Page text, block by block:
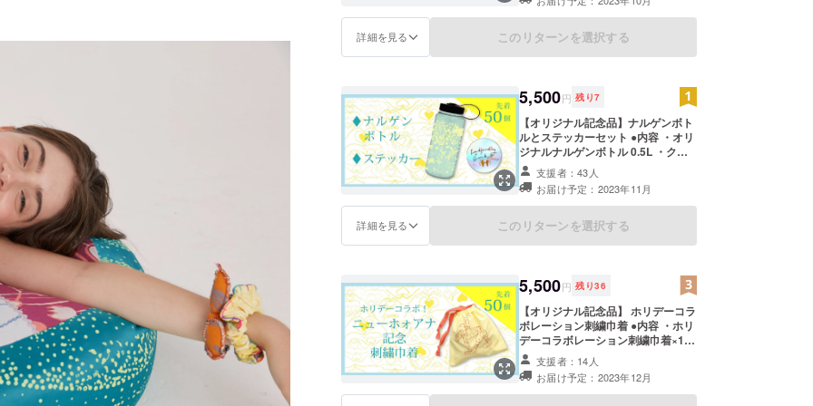
ラスト×1枚 代表的テキスタイル
ニャンドゥティ柄×1枚 ファンの多
いいちごとあり柄×1枚 ・ステッ
ステッカー×1枚 ・店頭に飾る＆
Marianaにプレゼントする予定の記
念ポスターへの名前掲載（希望者の
み）
詳細を見る このリターンを選択する
5,500円 残り7
【オリジナル記念品】ナルゲンボト
ルとステッカーセット ●内容 ・オリ
ジナルナルゲンボトル 0.5L ・クラ
ウドファンディング記念描き下ろし
イラストのホログラムステッカー
（55㎜×55㎜）×1枚 ・店頭に飾る＆
Marianaにプレゼントする予定の記
念ポスターへの名前掲載（希望者の
念イラストを組み合わせたオリジナ
ルデザインのナルゲンボトルです。
カラーはシーフォーム、プリントカ
ラーはライトイエロー。 気密性が高
く飲料水や行動食入れとして使える
ナルゲンボトルは、 世界中のバック
パッカーやキャンパーから愛されて
います。 安全で無害なビスフェノー
ルAを含まない樹脂を使用してお
支援者：43人
お届け予定：2023年11月
詳細を見る このリターンを選択する
5,500円 残り36
【オリジナル記念品】 ホリデーコラ
ボレーション刺繍巾着 ●内容 ・ホリ
デーコラボレーション刺繍巾着×1枚
・店頭に飾る＆Marianaにプレゼン
トする予定の記念ポスターへの名前
掲載（希望者のみ） ★巾着に関して
新たにスタートするJuana de Arco
支援者：14人
お届け予定：2023年12月